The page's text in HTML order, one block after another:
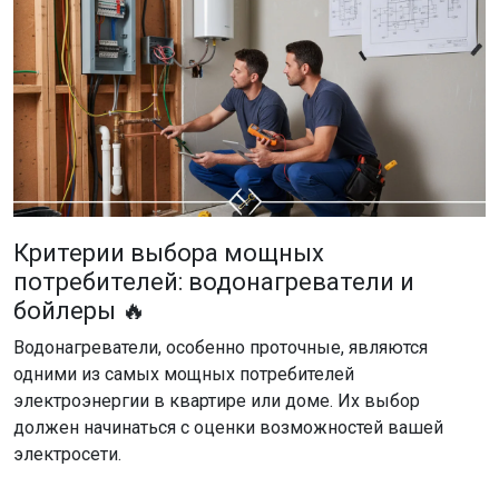
Критерии выбора мощных
потребителей: водонагреватели и
бойлеры 🔥
Водонагреватели, особенно проточные, являются
одними из самых мощных потребителей
электроэнергии в квартире или доме. Их выбор
должен начинаться с оценки возможностей вашей
электросети.